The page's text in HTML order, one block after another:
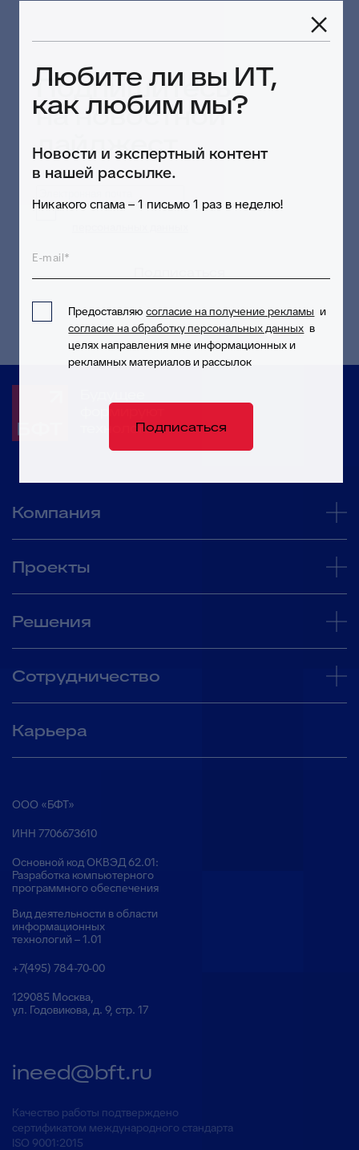
Подпишитесь
на новостной
дайджест
Предоставляю согласие на обработку
формируют
технологии
Компания
Проекты
Решения
Сотрудничество
Карьера
ООО «БФТ»
ИНН 7706673610
Основной код ОКВЭД 62.01:
Разработка компьютерного
программного обеспечения
Вид деятельности в области
информационных
технологий – 1.01
+7(495) 784-70-00
129085 Москва,
ул. Годовикова, д. 9, стр. 17
ineed@bft.ru
Качество работы подтверждено
сертификатом международного стандарта
ISO 9001:2015
Любите ли вы ИТ,
как любим мы?
Новости и экспертный контент
в нашей рассылке.
Никакого спама – 1 письмо 1 раз в неделю!
E-mail*
Предоставляюсогласие на получение рекламы и
согласие на обработку персональных данных в
целях направления мне информационных и
рекламных материалов и рассылок
Подписаться